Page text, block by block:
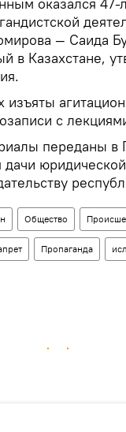
— Саида
в Казахстане,
изъяты
с
переданы в
Общество
Пропаганда